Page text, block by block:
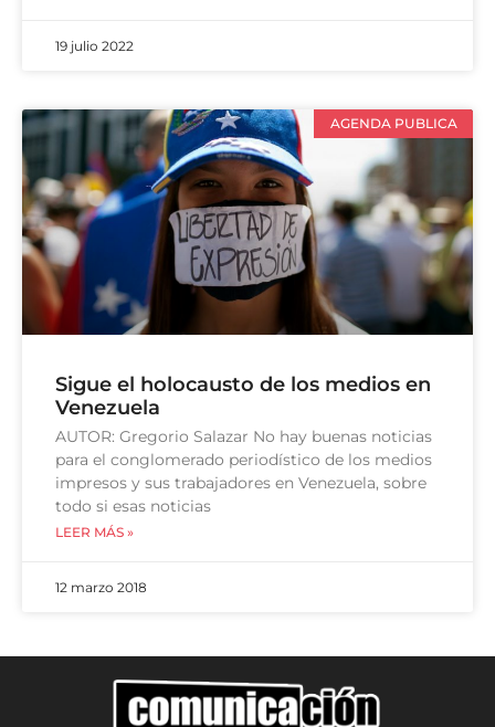
19 julio 2022
AGENDA PUBLICA
Sigue el holocausto de los medios en
Venezuela
AUTOR: Gregorio Salazar No hay buenas noticias
para el conglomerado periodístico de los medios
impresos y sus trabajadores en Venezuela, sobre
todo si esas noticias
LEER MÁS »
12 marzo 2018